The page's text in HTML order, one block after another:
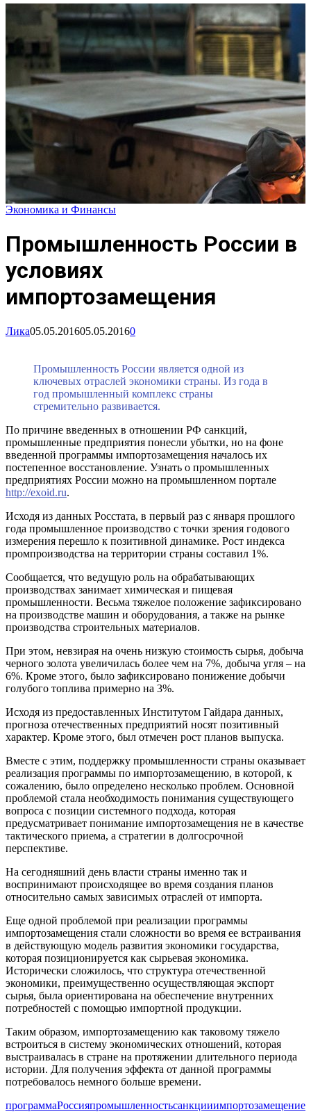
Экономика и Финансы
Промышленность России в
условиях
импортозамещения
Лика05.05.201605.05.20160
Промышленность России является одной из
ключевых отраслей экономики страны. Из года в
год промышленный комплекс страны
стремительно развивается.
По причине введенных в отношении РФ санкций,
промышленные предприятия понесли убытки, но на фоне
введенной программы импортозамещения началось их
постепенное восстановление. Узнать о промышленных
предприятиях России можно на промышленном портале
http://exoid.ru.
Исходя из данных Росстата, в первый раз с января прошлого
года промышленное производство с точки зрения годового
измерения перешло к позитивной динамике. Рост индекса
промпроизводства на территории страны составил 1%.
Сообщается, что ведущую роль на обрабатывающих
производствах занимает химическая и пищевая
промышленности. Весьма тяжелое положение зафиксировано
на производстве машин и оборудования, а также на рынке
производства строительных материалов.
При этом, невзирая на очень низкую стоимость сырья, добыча
черного золота увеличилась более чем на 7%, добыча угля – на
6%. Кроме этого, было зафиксировано понижение добычи
голубого топлива примерно на 3%.
Исходя из предоставленных Институтом Гайдара данных,
прогноза отечественных предприятий носят позитивный
характер. Кроме этого, был отмечен рост планов выпуска.
Вместе с этим, поддержку промышленности страны оказывает
реализация программы по импортозамещению, в которой, к
сожалению, было определено несколько проблем. Основной
проблемой стала необходимость понимания существующего
вопроса с позиции системного подхода, которая
предусматривает понимание импортозамещения не в качестве
тактического приема, а стратегии в долгосрочной
перспективе.
На сегодняшний день власти страны именно так и
воспринимают происходящее во время создания планов
относительно самых зависимых отраслей от импорта.
Еще одной проблемой при реализации программы
импортозамещения стали сложности во время ее встраивания
в действующую модель развития экономики государства,
которая позиционируется как сырьевая экономика.
Исторически сложилось, что структура отечественной
экономики, преимущественно осуществляющая экспорт
сырья, была ориентирована на обеспечение внутренних
потребностей с помощью импортной продукции.
Таким образом, импортозамещению как таковому тяжело
встроиться в систему экономических отношений, которая
выстраивалась в стране на протяжении длительного периода
истории. Для получения эффекта от данной программы
потребовалось немного больше времени.
программаРоссияпромышленностьсанкцииимпортозамещение